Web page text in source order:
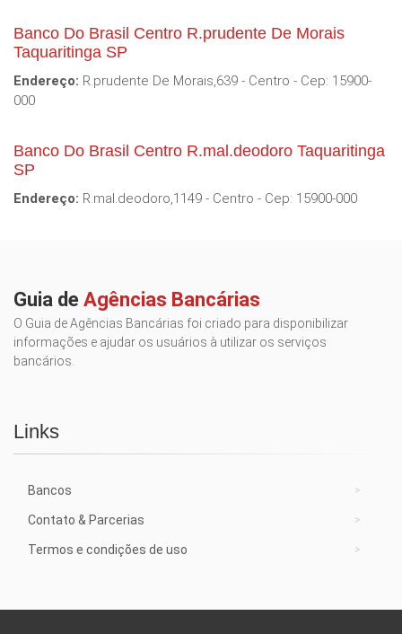
Banco Do Brasil Centro R.prudente De Morais
Taquaritinga SP
Endereço: R.prudente De Morais,639 - Centro - Cep: 15900-
000
Banco Do Brasil Centro R.mal.deodoro Taquaritinga
SP
Endereço: R.mal.deodoro,1149 - Centro - Cep: 15900-000
Guia de Agências Bancárias
O Guia de Agências Bancárias foi criado para disponibilizar
informações e ajudar os usuários à utilizar os serviços
bancários.
Links
Bancos
Contato & Parcerias
Termos e condições de uso